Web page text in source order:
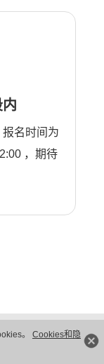
。 Cookies和隐
名时间为
，期待